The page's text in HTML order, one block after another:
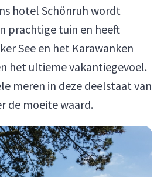
hotel Schönruh wordt
prachtige tuin en heeft
See en het Karawanken
het ultieme vakantiegevoel.
meren in deze deelstaat van
de moeite waard.